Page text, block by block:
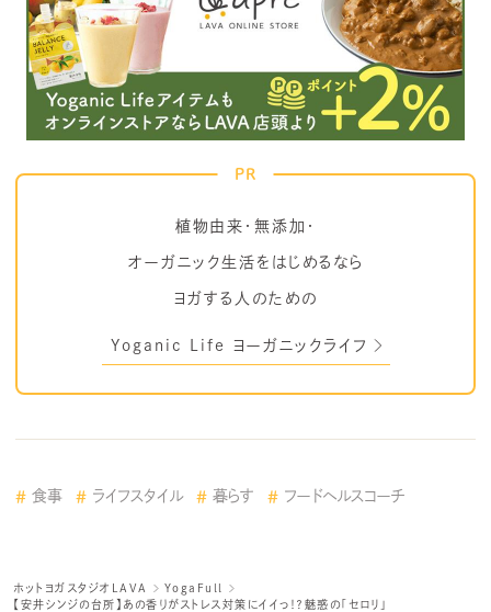
PR
植物由来・無添加・
オーガニック生活をはじめるなら
ヨガする人のための
Yoganic Life ヨーガニックライフ
食事 ライフスタイル 暮らす フードヘルスコーチ
ホットヨガスタジオLAVA
YogaFull
【安井シンジの台所】あの香りがストレス対策にイイっ！？魅惑の「セロリ」